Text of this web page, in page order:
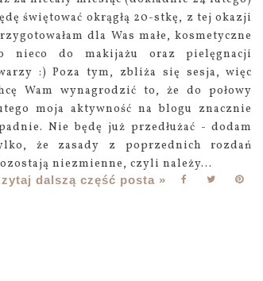
świętować okrągłą 20-stkę, z tej okazji
dla Was małe, kosmetyczne
nieco do makijażu oraz pielęgnacji
:) Poza tym, zbliża się sesja, więc
Wam wynagrodzić to, że do połowy
moja aktywność na blogu znacznie
Nie będę już przedłużać - dodam
że zasady z poprzednich rozdań
niezmienne, czyli należy...
dalszą część posta »